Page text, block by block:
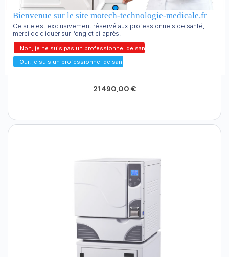
60 - 90 LITRES
Autoclave Azteca AC-470 - 90 litres
21 490,00 €
Ajouter au panier
Oui, je suis un professionnel de santé.
Non, je ne suis pas un professionnel de santé.
merci de cliquer sur l’onglet ci-après.
Ce site est exclusivement réservé aux professionnels de santé,
Bienvenue sur le site motech-technologie-medicale.fr